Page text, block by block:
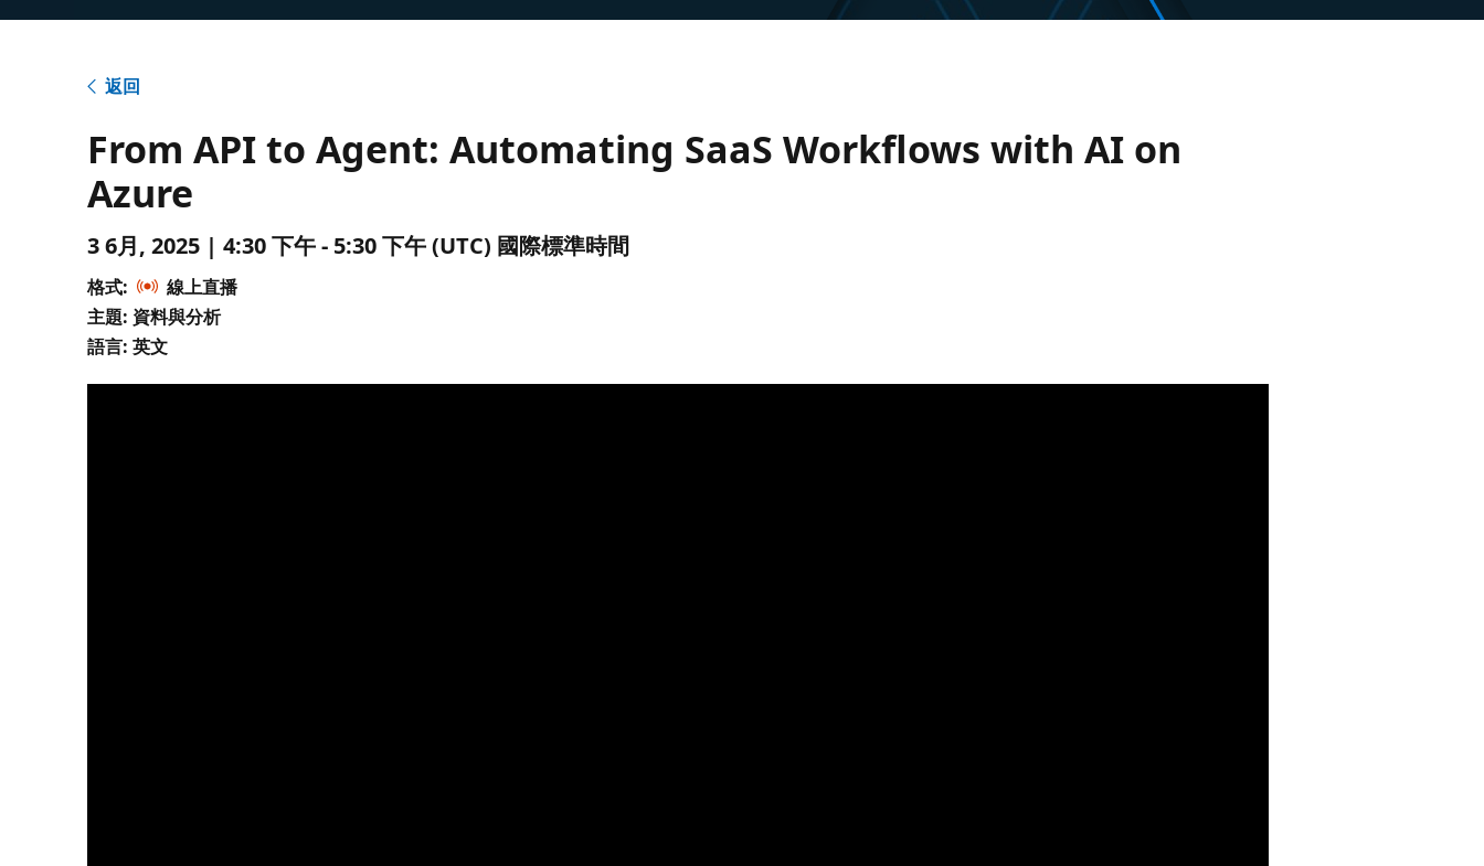
返回
From API to Agent: Automating SaaS Workflows with AI on
Azure
3 6月, 2025 | 4:30 下午 - 5:30 下午 (UTC) 國際標準時間
格式:
線上直播
主題: 資料與分析
語言: 英文